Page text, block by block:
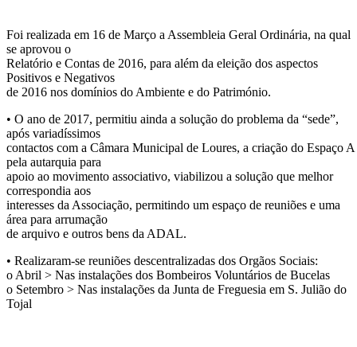
Foi realizada em 16 de Março a Assembleia Geral Ordinária, na qual
se aprovou o
Relatório e Contas de 2016, para além da eleição dos aspectos
Positivos e Negativos
de 2016 nos domínios do Ambiente e do Património.
• O ano de 2017, permitiu ainda a solução do problema da “sede”,
após variadíssimos
contactos com a Câmara Municipal de Loures, a criação do Espaço A
pela autarquia para
apoio ao movimento associativo, viabilizou a solução que melhor
correspondia aos
interesses da Associação, permitindo um espaço de reuniões e uma
área para arrumação
de arquivo e outros bens da ADAL.
• Realizaram-se reuniões descentralizadas dos Orgãos Sociais:
o Abril > Nas instalações dos Bombeiros Voluntários de Bucelas
o Setembro > Nas instalações da Junta de Freguesia em S. Julião do
Tojal